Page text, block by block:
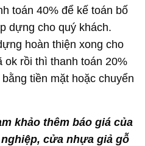
toán 40% để kế toán bố
dựng cho quý khách.
hoàn thiện xong cho
ok rồi thì thanh toán 20%
tiền mặt hoặc chuyển
khảo thêm báo giá của
cửa nhựa giả gỗ